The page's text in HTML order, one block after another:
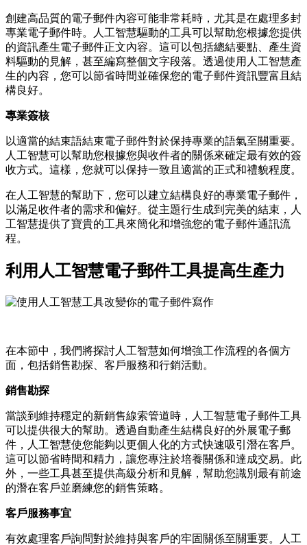
創建高品質的電子郵件內容可能非常耗時，尤其是在處理多封
專業電子郵件時。人工智慧驅動的工具可以幫助您根據您提供
的資訊產生電子郵件正文內容。這可以包括總結要點、產生資
料驅動的見解，甚至編寫整個文字段落。透過使用人工智慧產
生的內容，您可以節省時間並確保您的電子郵件資訊豐富且結
構良好。
專業簽核
以適當的結束語結束電子郵件對於保持專業的語氣至關重要。
人工智慧可以幫助您根據您與收件者的關係來確定最有效的簽
收方式。這樣，您就可以保持一致且適當的正式和禮貌程度。
在人工智慧的幫助下，您可以建立結構良好的專業電子郵件，
以滿足收件者的需求和偏好。從主題行生成到完美的結束，人
工智慧提供了寶貴的工具來簡化和增強您的電子郵件通訊流
程。
利用人工智慧電子郵件工具提高生產力
在本節中，我們將探討人工智慧如何增強工作流程的各個方
面，包括銷售勘探、客戶服務和行銷活動。
銷售勘探
當談到維持穩定的新銷售線索管道時，人工智慧電子郵件工具
可以提供很大的幫助。透過自動產生結構良好的外展電子郵
件，人工智慧使您能夠以更個人化的方式快速吸引潛在客戶。
這可以節省時間和精力，讓您專注於培養關係和達成交易。此
外，一些工具甚至提供高級分析和見解，幫助您識別最有前途
的潛在客戶並磨練您的銷售策略。
客戶服務事宜
有效處理客戶詢問對於維持與客戶的牢固關係至關重要。人工